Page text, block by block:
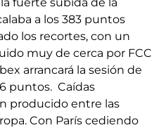
fuerte subida de la
a los 383 puntos
los recortes, con un
muy de cerca por FCC
arrancará la sesión de
puntos. Caídas
producido entre las
Con París cediendo